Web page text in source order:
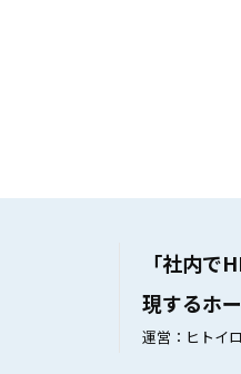
「社内で
現するホ
運営：ヒトイ